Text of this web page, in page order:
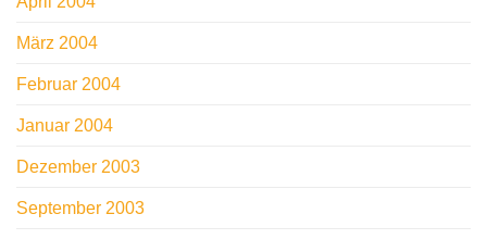
März 2004
Februar 2004
Januar 2004
Dezember 2003
September 2003